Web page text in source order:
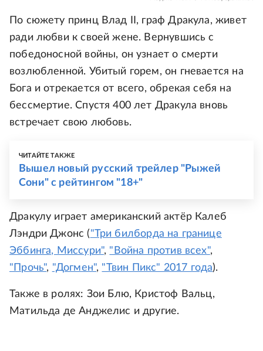
По сюжету принц Влад II, граф Дракула, живет
ради любви к своей жене. Вернувшись с
победоносной войны, он узнает о смерти
возлюбленной. Убитый горем, он гневается на
Бога и отрекается от всего, обрекая себя на
бессмертие. Спустя 400 лет Дракула вновь
встречает свою любовь.
ЧИТАЙТЕ ТАКЖЕ
Вышел новый русский трейлер "Рыжей
Сони" с рейтингом "18+"
Дракулу играет американский актёр Калеб
Лэндри Джонс ("Три билборда на границе
Эббинга, Миссури", "Война против всех",
"Прочь", "Догмен", "Твин Пикс" 2017 года).
Также в ролях: Зои Блю, Кристоф Вальц,
Матильда де Анджелис и другие.